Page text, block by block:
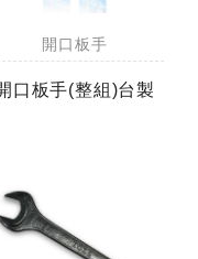
開口板手
口板手(整組)台製